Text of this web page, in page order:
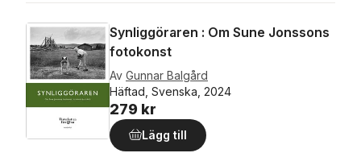
Synliggöraren : Om Sune Jonssons
fotokonst
Av Gunnar Balgård
Häftad, Svenska, 2024
279 kr
Lägg till